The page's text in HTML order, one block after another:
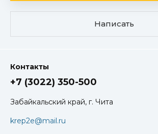
Написать
Контакты
+7 (3022) 350-500
Забайкальский край, г. Чита
krep2e@mail.ru